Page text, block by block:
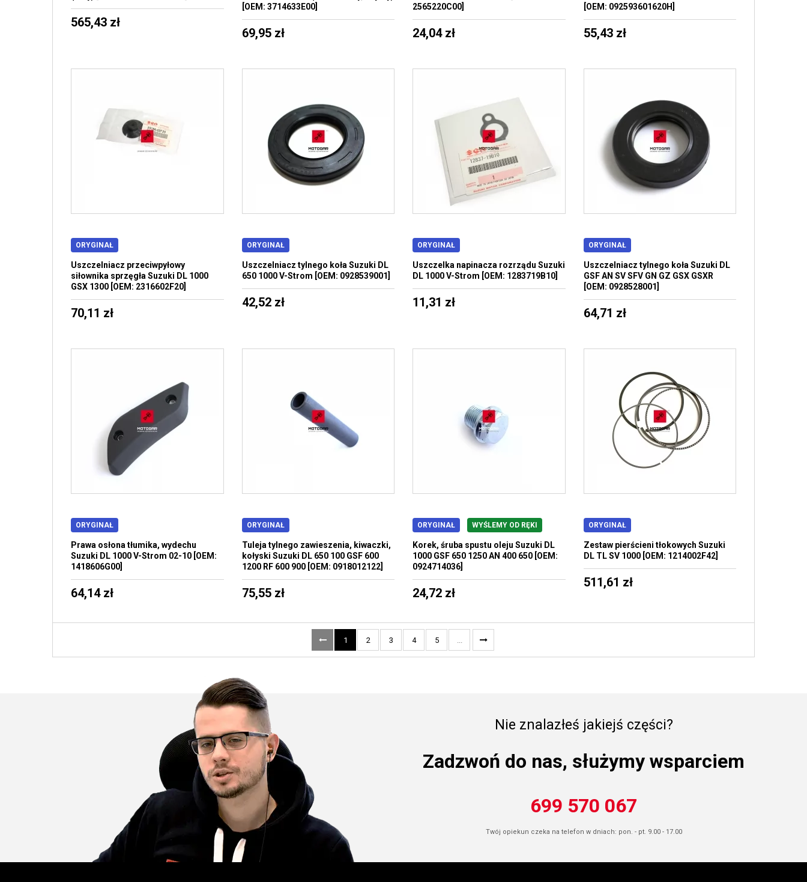
565,43 zł
[OEM: 3714633E00]
69,95 zł
2565220C00]
24,04 zł
[OEM: 092593601620H]
55,43 zł
ORYGINAŁ
Uszczelniacz przeciwpyłowy
siłownika sprzęgła Suzuki DL 1000
GSX 1300 [OEM: 2316602F20]
70,11 zł
ORYGINAŁ
Uszczelniacz tylnego koła Suzuki DL
650 1000 V-Strom [OEM: 0928539001]
42,52 zł
ORYGINAŁ
Uszczelka napinacza rozrządu Suzuki
DL 1000 V-Strom [OEM: 1283719B10]
11,31 zł
ORYGINAŁ
Uszczelniacz tylnego koła Suzuki DL
GSF AN SV SFV GN GZ GSX GSXR
[OEM: 0928528001]
64,71 zł
ORYGINAŁ
Prawa osłona tłumika, wydechu
Suzuki DL 1000 V-Strom 02-10 [OEM:
1418606G00]
64,14 zł
ORYGINAŁ
Tuleja tylnego zawieszenia, kiwaczki,
kołyski Suzuki DL 650 100 GSF 600
1200 RF 600 900 [OEM: 0918012122]
75,55 zł
ORYGINAŁ WYŚLEMY OD RĘKI
Korek, śruba spustu oleju Suzuki DL
1000 GSF 650 1250 AN 400 650 [OEM:
0924714036]
24,72 zł
ORYGINAŁ
Zestaw pierścieni tłokowych Suzuki
DL TL SV 1000 [OEM: 1214002F42]
511,61 zł
1 2 3 4 5 ...
Nie znalazłeś jakiejś części?
Zadzwoń do nas, służymy wsparciem
699 570 067
Twój opiekun czeka na telefon w dniach: pon. - pt. 9.00 - 17.00